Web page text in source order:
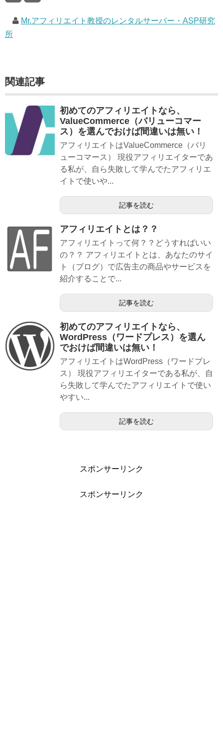
Mr.アフィリエイト教授のレンタルサーバー・ASP研究
所
関連記事
初めてのアフィリエイトなら、
ValueCommerce（バリューコマー
ス）を選んでおけば間違いは無い！
アフィリエイトはValueCommerce（バリ
ューコマース） 現役アフィリエイターであ
る私が、自ら失敗して学んでたアフィリエ
イトで使いや...
記事を読む
アフィリエイトとは？？
アフィリエイトって何？？どうすればいい
の？？ アフィリエイトとは、あなたのサイ
ト（ブログ）で広告主の商品やサービスを
紹介することで...
記事を読む
初めてのアフィリエイトなら、
WordPress（ワードプレス）を選ん
でおけば間違いは無い！
アフィリエイトはWordPress（ワードプレ
ス） 現役アフィリエイターである私が、自
ら失敗して学んでたアフィリエイトで使い
やすい...
記事を読む
スポンサーリンク
スポンサーリンク